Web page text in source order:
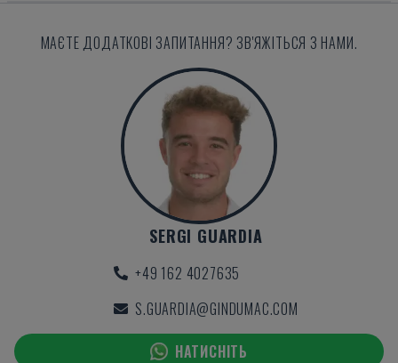
МАЄТЕ ДОДАТКОВІ ЗАПИТАННЯ? ЗВ'ЯЖІТЬСЯ З НАМИ.
SERGI GUARDIA
+49 162 4027635
S.GUARDIA@GINDUMAC.COM
НАТИСНІТЬ